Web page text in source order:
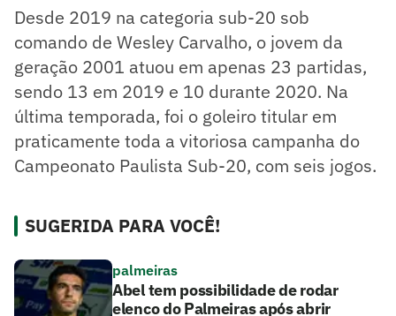
​Desde 2019 na categoria sub-20 sob
comando de Wesley Carvalho, o jovem da
geração 2001 atuou em apenas 23 partidas,
sendo 13 em 2019 e 10 durante 2020. Na
última temporada, foi o goleiro titular em
praticamente toda a vitoriosa campanha do
Campeonato Paulista Sub-20, com seis jogos.
SUGERIDA PARA VOCÊ!
palmeiras
Abel tem possibilidade de rodar
elenco do Palmeiras após abrir